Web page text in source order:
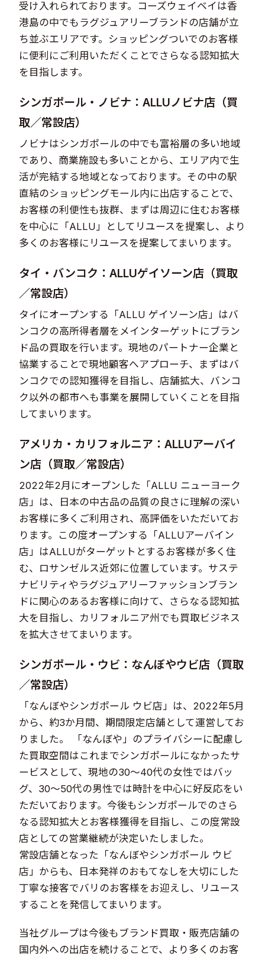
受け入れられております。コーズウェイベイは香
港島の中でもラグジュアリーブランドの店舗が立
ち並ぶエリアです。ショッピングついでのお客様
に便利にご利用いただくことでさらなる認知拡大
を目指します。
シンガポール・ノビナ：ALLUノビナ店（買
取／常設店）
ノビナはシンガポールの中でも富裕層の多い地域
であり、商業施設も多いことから、エリア内で生
活が完結する地域となっております。その中の駅
直結のショッピングモール内に出店することで、
お客様の利便性も抜群、まずは周辺に住むお客様
を中心に「ALLU」としてリユースを提案し、より
多くのお客様にリユースを提案してまいります。
タイ・バンコク：ALLUゲイソーン店（買取
／常設店）
タイにオープンする「ALLU ゲイソーン店」はバ
ンコクの高所得者層をメインターゲットにブラン
ド品の買取を行います。現地のパートナー企業と
協業することで現地顧客へアプローチ、まずはバ
ンコクでの認知獲得を目指し、店舗拡大、バンコ
ク以外の都市へも事業を展開していくことを目指
してまいります。
アメリカ・カリフォルニア：ALLUアーバイ
ン店（買取／常設店）
2022年2月にオープンした「ALLU ニューヨーク
店」は、日本の中古品の品質の良さに理解の深い
お客様に多くご利用され、高評価をいただいてお
ります。この度オープンする「ALLUアーバイン
店」はALLUがターゲットとするお客様が多く住
む、ロサンゼルス近郊に位置しています。サステ
ナビリティやラグジュアリーファッションブラン
ドに関心のあるお客様に向けて、さらなる認知拡
大を目指し、カリフォルニア州でも買取ビジネス
を拡大させてまいります。
シンガポール・ウビ：なんぼやウビ店（買取
／常設店）
「なんぼやシンガポール ウビ店」は、2022年5月
から、約3か月間、期間限定店舗として運営してお
りました。 「なんぼや」のプライバシーに配慮し
た買取空間はこれまでシンガポールになかったサ
ービスとして、現地の30～40代の女性ではバッ
グ、30～50代の男性では時計を中心に好反応をい
ただいております。今後もシンガポールでのさら
なる認知拡大とお客様獲得を目指し、この度常設
店としての営業継続が決定いたしました。
常設店舗となった「なんぼやシンガポール ウビ
店」からも、日本発祥のおもてなしを大切にした
丁寧な接客でバリのお客様をお迎えし、リユース
することを発信してまいります。
当社グループは今後もブランド買取・販売店舗の
国内外への出店を続けることで、より多くのお客